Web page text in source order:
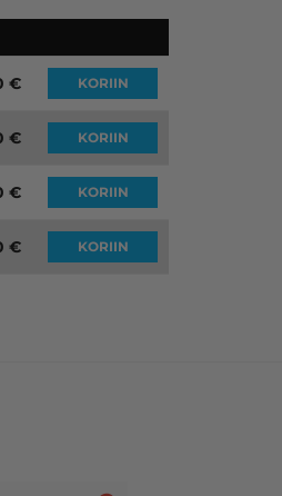
€ KORIIN
€ KORIIN
€ KORIIN
€ KORIIN